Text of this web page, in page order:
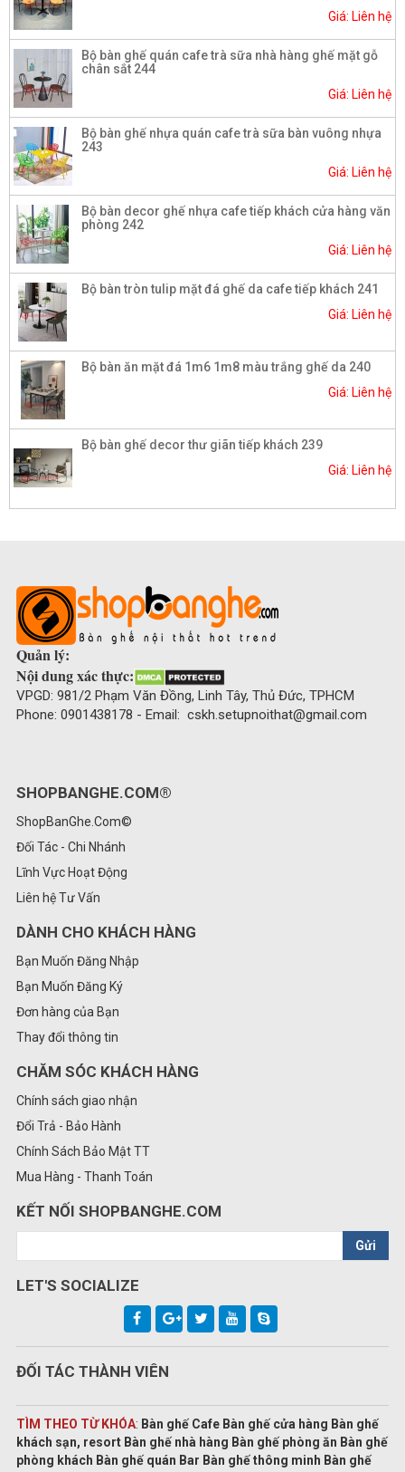
Giá: Liên hệ
Bộ bàn ghế quán cafe trà sữa nhà hàng ghế mặt gỗ
chân sắt 244
Giá: Liên hệ
Bộ bàn ghế nhựa quán cafe trà sữa bàn vuông nhựa
243
Giá: Liên hệ
Bộ bàn decor ghế nhựa cafe tiếp khách cửa hàng văn
phòng 242
Giá: Liên hệ
Bộ bàn tròn tulip mặt đá ghế da cafe tiếp khách 241
Giá: Liên hệ
Bộ bàn ăn mặt đá 1m6 1m8 màu trắng ghế da 240
Giá: Liên hệ
Bộ bàn ghế decor thư giãn tiếp khách 239
Giá: Liên hệ
Quản lý:
Nội dung xác thực:
VPGD: 981/2 Phạm Văn Đồng, Linh Tây, Thủ Đức, TPHCM
Phone: 0901438178 - Email: cskh.setupnoithat@gmail.com
SHOPBANGHE.COM®
ShopBanGhe.Com©
Đối Tác - Chi Nhánh
Lĩnh Vực Hoạt Động
Liên hệ Tư Vấn
DÀNH CHO KHÁCH HÀNG
Bạn Muốn Đăng Nhập
Bạn Muốn Đăng Ký
Đơn hàng của Bạn
Thay đổi thông tin
CHĂM SÓC KHÁCH HÀNG
Chính sách giao nhận
Đổi Trả - Bảo Hành
Chính Sách Bảo Mật TT
Mua Hàng - Thanh Toán
KẾT NỐI SHOPBANGHE.COM
Gửi
LET'S SOCIALIZE
ĐỐI TÁC THÀNH VIÊN
TÌM THEO TỪ KHÓA: Bàn ghế Cafe Bàn ghế cửa hàng Bàn ghế
khách sạn, resort Bàn ghế nhà hàng Bàn ghế phòng ăn Bàn ghế
phòng khách Bàn ghế quán Bar Bàn ghế thông minh Bàn ghế